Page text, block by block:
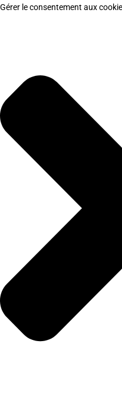
Gérer le consentement aux